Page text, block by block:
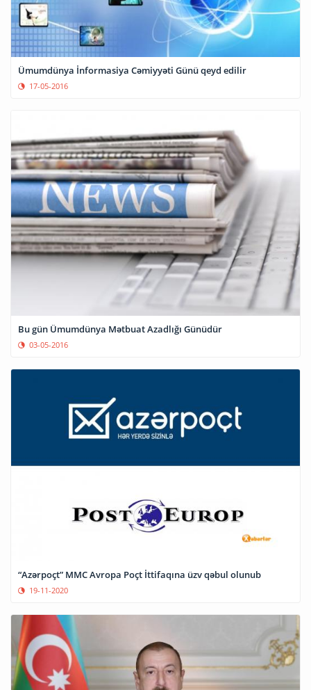
Ümumdünya İnformasiya Cəmiyyəti Günü qeyd edilir
17-05-2016
Bu gün Ümumdünya Mətbuat Azadlığı Günüdür
03-05-2016
“Azərpoçt” MMC Avropa Poçt İttifaqına üzv qəbul olunub
19-11-2020